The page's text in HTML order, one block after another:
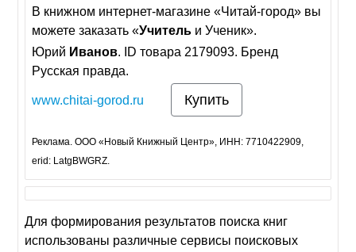
В книжном интернет-магазине «Читай-город» вы
можете заказать «Учитель и Ученик».
Юрий Иванов. ID товара 2179093. Бренд
Русская правда.
www.chitai-gorod.ru Купить
Реклама. ООО «Новый Книжный Центр», ИНН: 7710422909,
erid: LatgBWGRZ.
Для формирования результатов поиска книг
использованы различные сервисы поисковых